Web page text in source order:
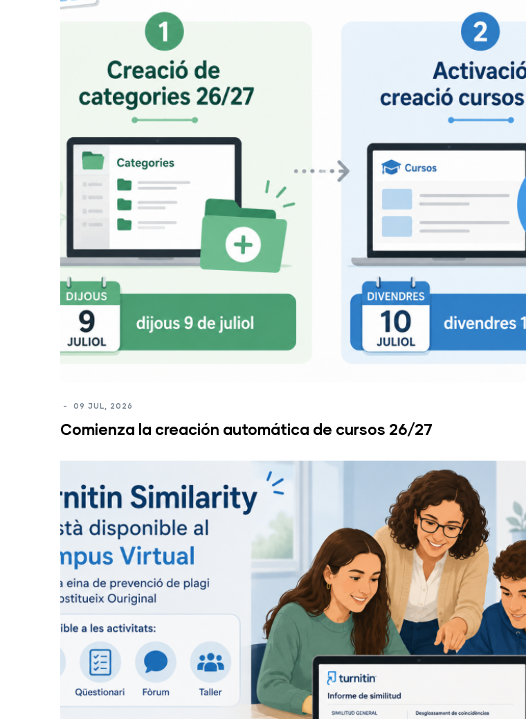
- 09 JUL, 2026
Comienza la creación automática de cursos 26/27